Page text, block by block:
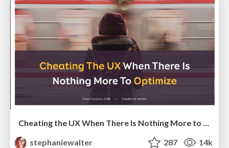
Cheating the UX When There Is Nothing More to Optimize - PixelPioneers
stephaniewalter
287 14k